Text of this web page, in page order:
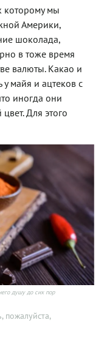
которому мы
Америки,
шоколада,
в тоже время
валюты. Какао и
майя и ацтеков с
иногда они
Для этого
душу до сих пор
пожалуйста,